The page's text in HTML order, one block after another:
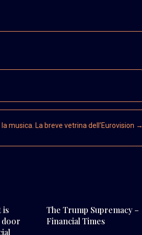
musica. La breve vetrina dell’Eurovision →
is
door
The Trump Supremacy –
Financial Times